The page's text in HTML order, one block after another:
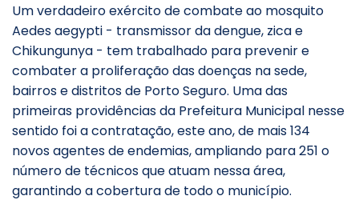
Um verdadeiro exército de combate ao mosquito
Aedes aegypti - transmissor da dengue, zica e
Chikungunya - tem trabalhado para prevenir e
combater a proliferação das doenças na sede,
bairros e distritos de Porto Seguro. Uma das
primeiras providências da Prefeitura Municipal nesse
sentido foi a contratação, este ano, de mais 134
novos agentes de endemias, ampliando para 251 o
número de técnicos que atuam nessa área,
garantindo a cobertura de todo o município.